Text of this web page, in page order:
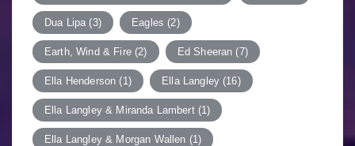
Dua Lipa (3) Eagles (2)
Earth, Wind & Fire(2) Ed Sheeran (7)
Ella Henderson (1) Ella Langley(16)
Ella Langley & Miranda Lambert(1)
Ella Langley & Morgan Wallen (1)